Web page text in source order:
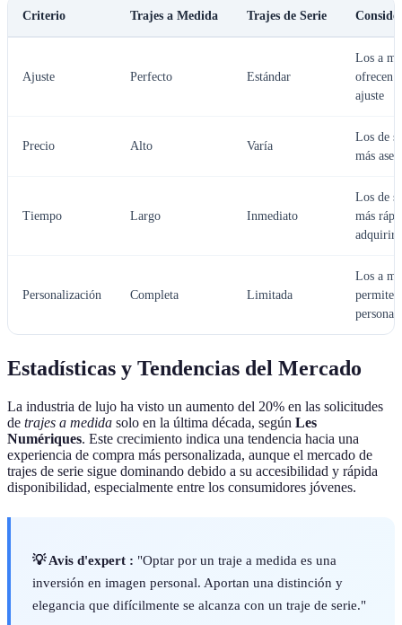
Criterio Trajes a Medida Trajes de Serie
Ajuste Perfecto Estándar
Los a
ofrecen
ajuste
Precio Alto Varía
Los de
más
Tiempo Largo Inmediato
Los de
más
adquirir
Personalización Completa Limitada
Los a
permiten
Estadísticas y Tendencias del Mercado
La industria de lujo ha visto un aumento del 20% en las solicitudes
de trajes a medida solo en la última década, según Les
Numériques. Este crecimiento indica una tendencia hacia una
experiencia de compra más personalizada, aunque el mercado de
trajes de serie sigue dominando debido a su accesibilidad y rápida
disponibilidad, especialmente entre los consumidores jóvenes.
💡 Avis d'expert : "Optar por un traje a medida es una
inversión en imagen personal. Aportan una distinción y
elegancia que difícilmente se alcanza con un traje de serie."